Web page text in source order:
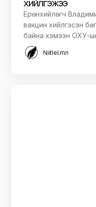
хийлгэжээ
Ерөнхийлөгч
вакцин хийлгэсэн
байна хэмээн ОХУ-
Niitlel.mn